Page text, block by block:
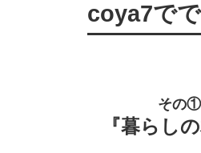
coya7で
その①
『暮らし